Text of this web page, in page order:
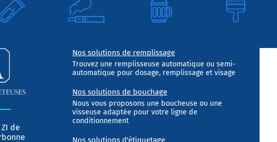
de
Nos solutions de remplissage
Trouvez une remplisseuse automatique ou semi-
automatique pour dosage, remplissage et visage
Nos solutions de bouchage
Nous vous proposons une boucheuse ou une
visseuse adaptée pour votre ligne de
conditionnement
Nos solutions d'étiquetage